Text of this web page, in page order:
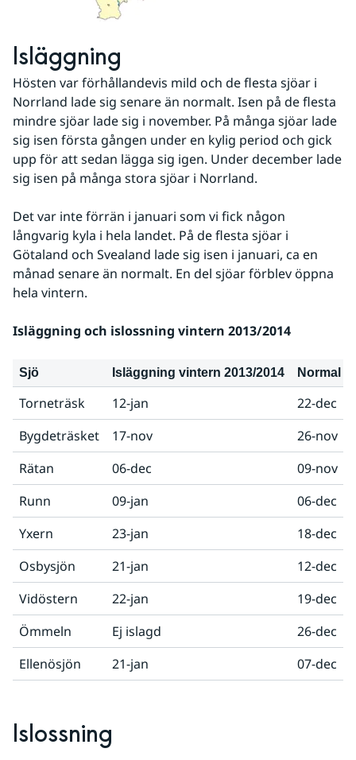
Isläggning
Hösten var förhållandevis mild och de flesta sjöar i
Norrland lade sig senare än normalt. Isen på de flesta
mindre sjöar lade sig i november. På många sjöar lade
sig isen första gången under en kylig period och gick
upp för att sedan lägga sig igen. Under december lade
sig isen på många stora sjöar i Norrland.
Det var inte förrän i januari som vi fick någon
långvarig kyla i hela landet. På de flesta sjöar i
Götaland och Svealand lade sig isen i januari, ca en
månad senare än normalt. En del sjöar förblev öppna
hela vintern.
Isläggning och islossning vintern 2013/2014
Sjö Isläggning vintern 2013/2014 Normal
Torneträsk 12-jan
22-dec
Bygdeträsket
17-nov
26-nov
Rätan
06-dec
09-nov
Runn
09-jan
06-dec
Yxern
23-jan
18-dec
Osbysjön
21-jan
12-dec
Vidöstern
22-jan
19-dec
Ömmeln
Ej islagd
26-dec
Ellenösjön
21-jan 07-dec
Islossning